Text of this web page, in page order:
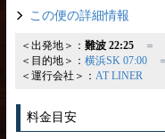
この便の詳細情報
＜出発地＞： 難波 22:25＝
＜目的地＞： 横浜SK 07:00
＜運行会社＞： AT LINER
料金目安